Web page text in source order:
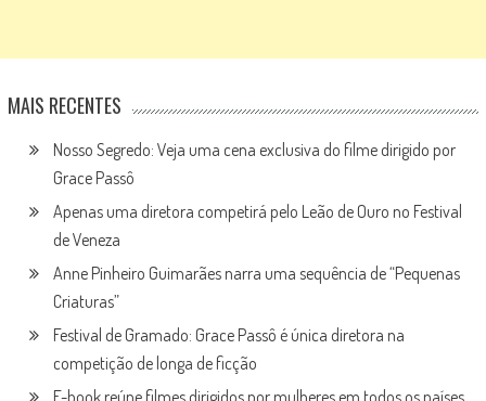
MAIS RECENTES
Nosso Segredo: Veja uma cena exclusiva do filme dirigido por
Grace Passô
Apenas uma diretora competirá pelo Leão de Ouro no Festival
de Veneza
Anne Pinheiro Guimarães narra uma sequência de “Pequenas
Criaturas”
Festival de Gramado: Grace Passô é única diretora na
competição de longa de ficção
E-book reúne filmes dirigidos por mulheres em todos os países